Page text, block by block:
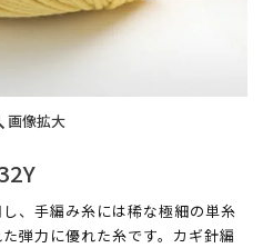
画像拡大
、手編み糸には稀な極細の単糸
弾力に優れた糸です。カギ針編